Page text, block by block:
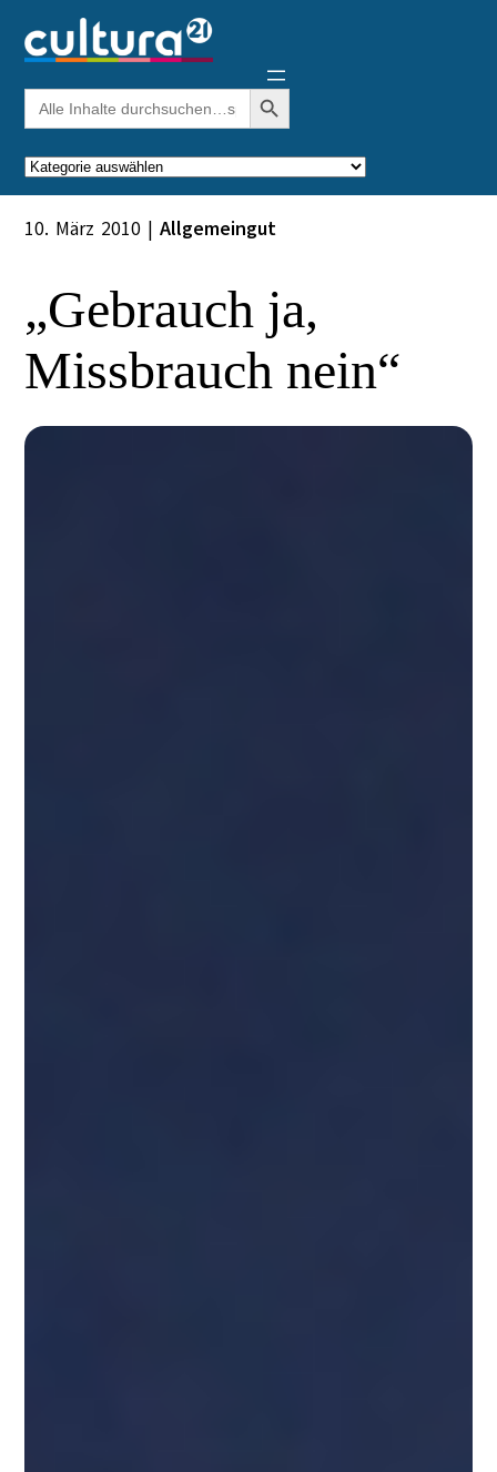
Inhalt
springen
Search
for:
Search Button
Kategorien
10. März 2010 |Allgemeingut
„Gebrauch ja,
Missbrauch nein“